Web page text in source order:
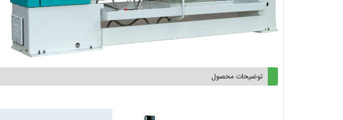
توضیحات محصول